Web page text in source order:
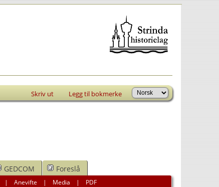
Skriv ut Legg til bokmerke
GEDCOM Foreslå
|Anevifte | Media | PDF